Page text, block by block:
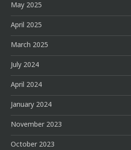
May 2025
April 2025
March 2025
July 2024
April 2024
January 2024
November 2023
October 2023